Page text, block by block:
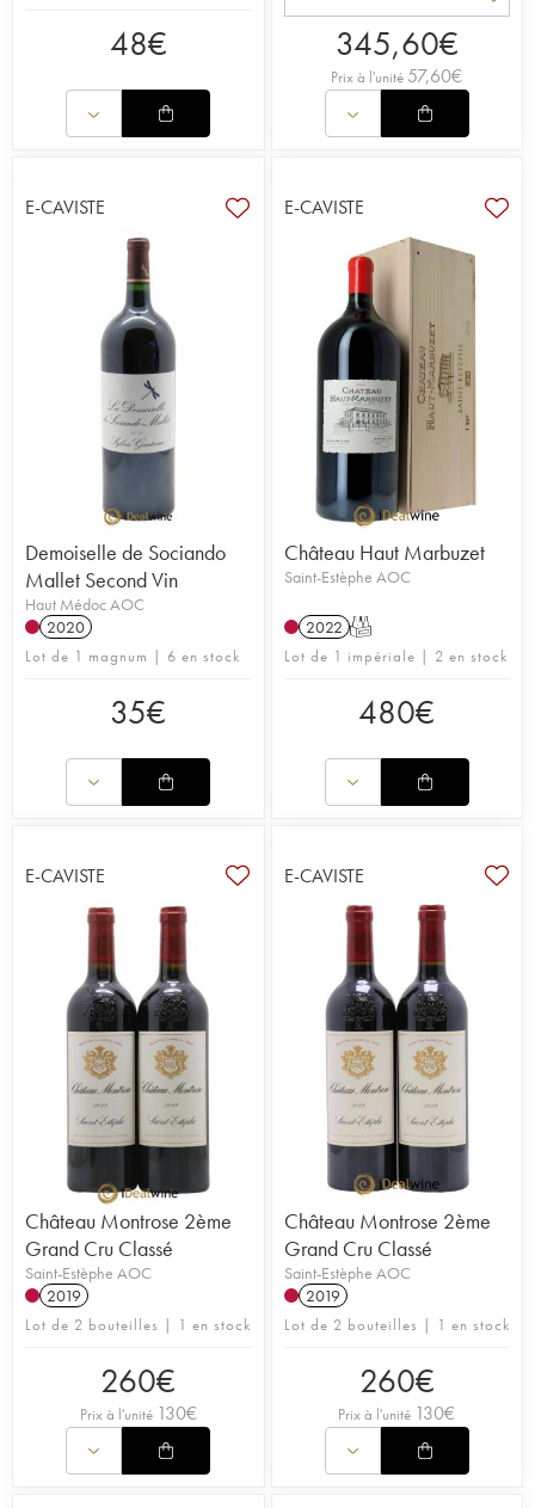
48€ 345,60€
Prix à l'unité 57,60€
E-CAVISTE
Demoiselle de Sociando
Mallet Second Vin
Haut Médoc AOC
2020
Lot de 1 magnum | 6 en stock
35€
E-CAVISTE
Château Haut Marbuzet
Saint-Estèphe AOC
2022 T
Lot de 1 impériale | 2 en stock
480€
E-CAVISTE
Château Montrose 2ème
Grand Cru Classé
Saint-Estèphe AOC
2019
Lot de 2 bouteilles | 1 en stock
260€
Prix à l'unité 130€
E-CAVISTE
Château Montrose 2ème
Grand Cru Classé
Saint-Estèphe AOC
2019
Lot de 2 bouteilles | 1 en stock
260€
Prix à l'unité 130€